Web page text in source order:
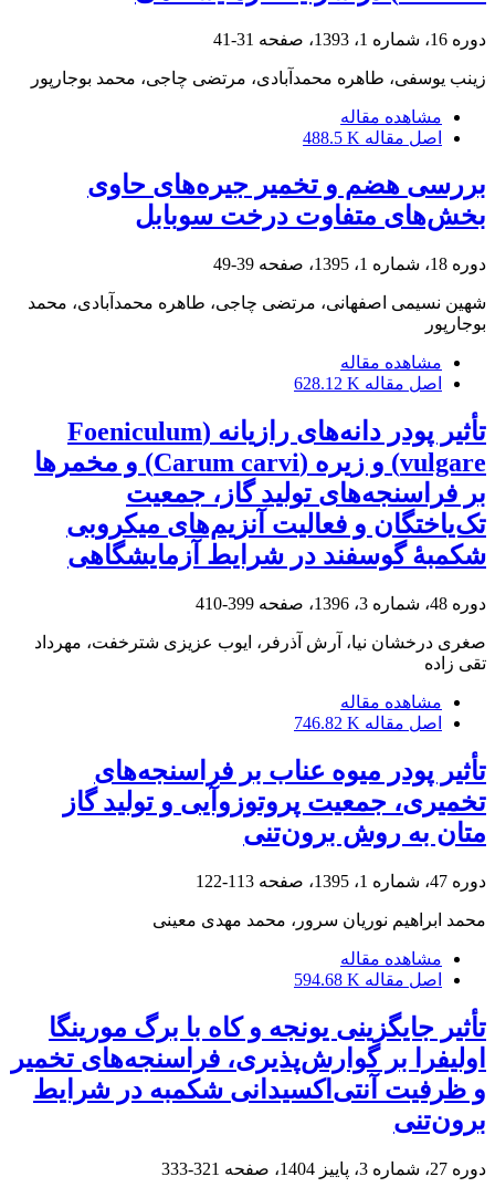
دوره 16، شماره 1، 1393، صفحه 31-41
زینب یوسفی، طاهره محمدآبادی، مرتضی چاجی، محمد بوجارپور
مشاهده مقاله
اصل مقاله 488.5 K
بررسی هضم و تخمیر جیره‌های حاوی
بخش‌های متفاوت درخت سوبابل
دوره 18، شماره 1، 1395، صفحه 39-49
شهین نسیمی اصفهانی، مرتضی چاجی، طاهره محمدآبادی، محمد
بوجارپور
مشاهده مقاله
اصل مقاله 628.12 K
تأثیر پودر دانه‌های رازیانه (Foeniculum
vulgare) و زیره (Carum carvi) و مخمرها
بر فراسنجه‌های تولید گاز، جمعیت
تک‌یاختگان و فعالیت آنزیم‌های میکروبی
شکمبۀ‌ گوسفند در شرایط آزمایشگاهی
دوره 48، شماره 3، 1396، صفحه 399-410
صغری درخشان نیا، آرش آذرفر، ایوب عزیزی شترخفت، مهرداد
تقی زاده
مشاهده مقاله
اصل مقاله 746.82 K
تأثیر پودر میوه عناب بر فراسنجه‌های
تخمیری، جمعیت پروتوزوآیی و تولید گاز
متان به روش برون‌تنی
دوره 47، شماره 1، 1395، صفحه 113-122
محمد ابراهیم نوریان سرور، محمد مهدی معینی
مشاهده مقاله
اصل مقاله 594.68 K
تأثیر جایگزینی یونجه و کاه با برگ مورینگا
اولیفرا بر گوارش‌پذیری، فراسنجه‌های تخمیر
و ظرفیت آنتی‌اکسیدانی شکمبه در شرایط
برون‌تنی
دوره 27، شماره 3، پاییز 1404، صفحه 321-333